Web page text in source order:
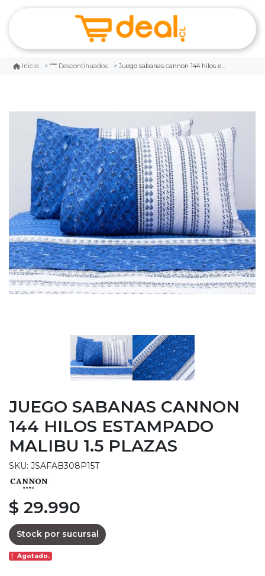
Inicio Descontinuados Juego sabanas cannon 144 hilos estampado malibu 1.5 plazas
JUEGO SABANAS CANNON
144 HILOS ESTAMPADO
MALIBU 1.5 PLAZAS
SKU: JSAFAB308P15T
$ 29.990
Stock por sucursal
Agotado.